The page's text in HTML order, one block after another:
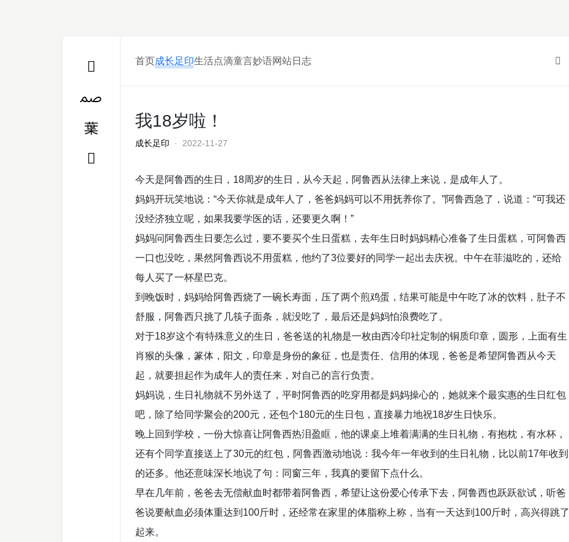
首页成长足印生活点滴童言妙语网站日志
我18岁啦！
成长足印 · 2022-11-27
今天是阿鲁西的生日，18周岁的生日，从今天起，阿鲁西从法律上来说，是成年人了。
妈妈开玩笑地说：“今天你就是成年人了，爸爸妈妈可以不用抚养你了。”阿鲁西急了，说道：“可我还
没经济独立呢，如果我要学医的话，还要更久啊！”
妈妈问阿鲁西生日要怎么过，要不要买个生日蛋糕，去年生日时妈妈精心准备了生日蛋糕，可阿鲁西
一口也没吃，果然阿鲁西说不用蛋糕，他约了3位要好的同学一起出去庆祝。中午在菲滋吃的，还给
每人买了一杯星巴克。
到晚饭时，妈妈给阿鲁西烧了一碗长寿面，压了两个煎鸡蛋，结果可能是中午吃了冰的饮料，肚子不
舒服，阿鲁西只挑了几筷子面条，就没吃了，最后还是妈妈怕浪费吃了。
对于18岁这个有特殊意义的生日，爸爸送的礼物是一枚由西冷印社定制的铜质印章，圆形，上面有生
肖猴的头像，篆体，阳文，印章是身份的象征，也是责任、信用的体现，爸爸是希望阿鲁西从今天
起，就要担起作为成年人的责任来，对自己的言行负责。
妈妈说，生日礼物就不另外送了，平时阿鲁西的吃穿用都是妈妈操心的，她就来个最实惠的生日红包
吧，除了给同学聚会的200元，还包个180元的生日包，直接暴力地祝18岁生日快乐。
晚上回到学校，一份大惊喜让阿鲁西热泪盈眶，他的课桌上堆着满满的生日礼物，有抱枕，有水杯，
还有个同学直接送上了30元的红包，阿鲁西激动地说：我今年一年收到的生日礼物，比以前17年收到
的还多。他还意味深长地说了句：同窗三年，我真的要留下点什么。
早在几年前，爸爸去无偿献血时都带着阿鲁西，希望让这份爱心传承下去，阿鲁西也跃跃欲试，听爸
爸说要献血必须体重达到100斤时，还经常在家里的体脂称上称，当有一天达到100斤时，高兴得跳了
起来。